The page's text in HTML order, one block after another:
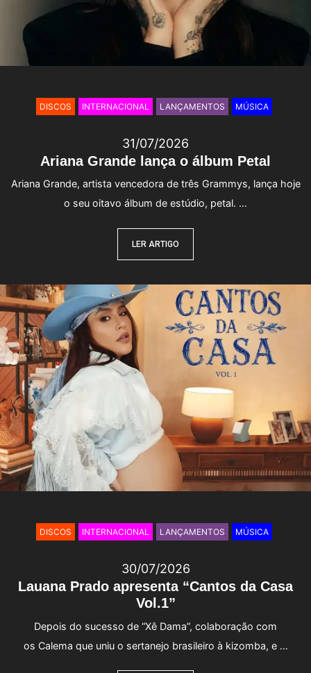
Ariana Grande lança o álbum Petal
31/07/2026
Ariana Grande, artista vencedora de três Grammys, lança hoje
o seu oitavo álbum de estúdio, petal. …
LER ARTIGO
DISCOS INTERNACIONAL LANÇAMENTOS MÚSICA
Lauana Prado apresenta “Cantos da Casa
Vol.1”
30/07/2026
Depois do sucesso de “Xê Dama”, colaboração com
os Calema que uniu o sertanejo brasileiro à kizomba, e …
DISCOS INTERNACIONAL LANÇAMENTOS MÚSICA